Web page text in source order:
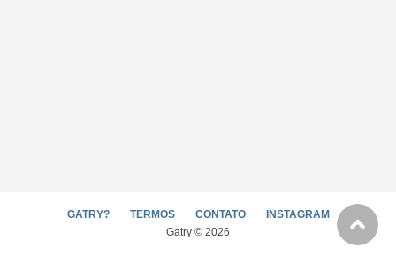
GATRY? TERMOS CONTATO
INSTAGRAM
Gatry © 2026